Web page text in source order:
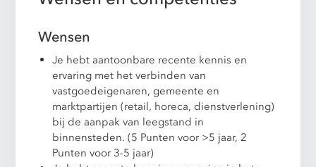
Wensen
Je hebt aantoonbare recente kennis en
ervaring met het verbinden van
vastgoedeigenaren, gemeente en
marktpartijen (retail, horeca, dienstverlening)
bij de aanpak van leegstand in
binnensteden. (5 Punten voor >5 jaar, 2
Punten voor 3-5 jaar)